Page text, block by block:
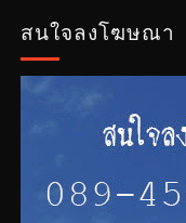
สนใจลงโฆษณา